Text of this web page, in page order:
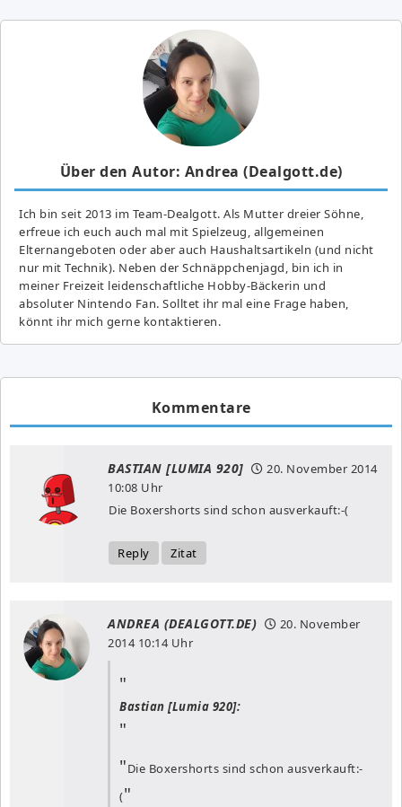
Über den Autor: Andrea (Dealgott.de)
Ich bin seit 2013 im Team-Dealgott. Als Mutter dreier Söhne,
erfreue ich euch auch mal mit Spielzeug, allgemeinen
Elternangeboten oder aber auch Haushaltsartikeln (und nicht
nur mit Technik). Neben der Schnäppchenjagd, bin ich in
meiner Freizeit leidenschaftliche Hobby-Bäckerin und
absoluter Nintendo Fan. Solltet ihr mal eine Frage haben,
könnt ihr mich gerne kontaktieren.
Kommentare
BASTIAN [LUMIA 920]
20. November 2014
10:08 Uhr
Die Boxershorts sind schon ausverkauft:-(
Reply Zitat
ANDREA (DEALGOTT.DE)
20. November
201410:14 Uhr
Bastian [Lumia 920]:
Die Boxershorts sind schon ausverkauft:-
(